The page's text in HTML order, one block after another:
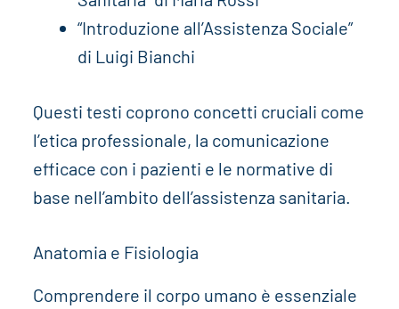
“Introduzione all’Assistenza Sociale”
di Luigi Bianchi
Questi testi coprono concetti cruciali come
l’etica professionale, la comunicazione
efficace con i pazienti e le normative di
base nell’ambito dell’assistenza sanitaria.
Anatomia e Fisiologia
Comprendere il corpo umano è essenziale